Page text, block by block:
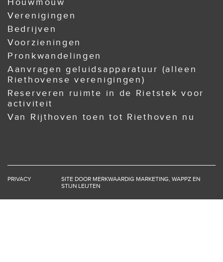
Verenigingen
Bedrijven
Voorzieningen
Pronkwandelingen
Aanvragen geluidsapparatuur (alleen
Riethovense verenigingen)
Reserveren ruimte in de Rietstek voor
activiteit
Van Rijthoven toen tot Riethoven nu
PRIVACY SITE DOOR MERKWAARDIG MARKETING WAPPZ EN
STIJN LEIJTEN